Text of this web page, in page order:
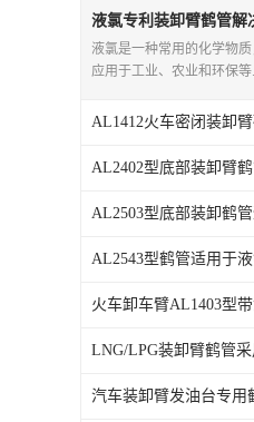
液氨液化气鹤管
定量装车系统
低温臂旋转接头
鹤管平台
活动梯
内浮盘
液氯专利装卸臂鹤管解
漏问题使用安全密封效
液氯是一种常用的化学物质
应用于工业、农业和环保等